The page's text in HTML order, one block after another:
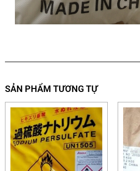
SẢN PHẨM TƯƠNG TỰ